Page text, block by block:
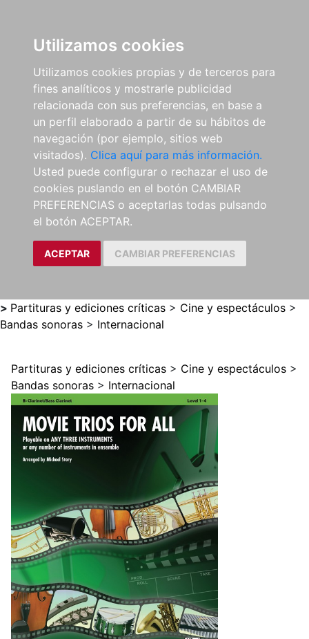
Utilizamos cookies
Utilizamos cookies propias y de terceros para
fines analíticos y mostrarle publicidad
relacionada con sus preferencias, en base a
un perfil elaborado a partir de su hábitos de
navegación (por ejemplo, sitios web
visitados). Clica aquí para más información.
Usted puede configurar o rechazar el uso de
cookies puslando en el botón CAMBIAR
PREFERENCIAS o aceptarlas todas pulsando
el botón ACEPTAR.
ACEPTAR CAMBIAR PREFERENCIAS
> Partituras y ediciones críticas > Cine y espectáculos >
Bandas sonoras > Internacional
Partituras y ediciones críticas > Cine y espectáculos >
Bandas sonoras > Internacional